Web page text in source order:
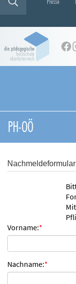
PH-OÖ
Nachmeldeformular
Vorname:*
Nachname:*